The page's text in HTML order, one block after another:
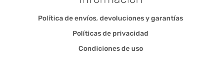
Política de envíos, devoluciones y garantías
Políticas de privacidad
Condiciones de uso